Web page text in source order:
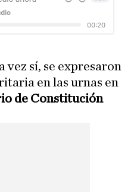
vez sí, se expresaron
en las urnas en
de Constitución